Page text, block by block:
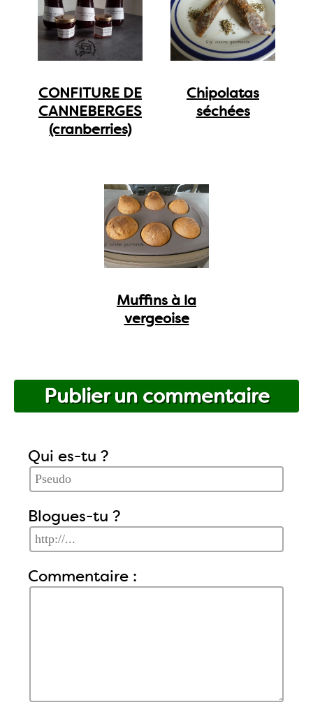
CONFITURE DE
CANNEBERGES
(cranberries)
Chipolatas
séchées
Muffins à la
vergeoise
Publier un commentaire
Qui es-tu ?
Blogues-tu ?
Commentaire :